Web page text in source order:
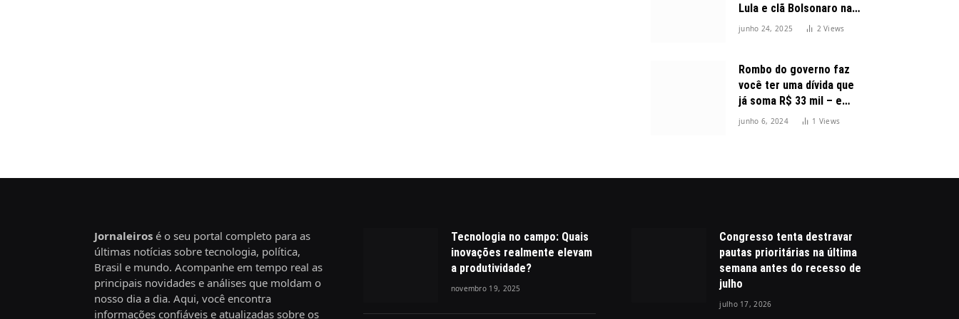
Lula e clã Bolsonaro na
disputa presidencial
junho 24, 2025 2Views
Rombo do governo faz
você ter uma dívida que
já soma R$ 33 mil – e
cresceu 300%
junho 6, 2024 1 Views
Jornaleiros é o seu portal completo para as
últimas notícias sobre tecnologia, política,
Brasil e mundo. Acompanhe em tempo real as
principais novidades e análises que moldam o
nosso dia a dia. Aqui, você encontra
informações confiáveis e atualizadas sobre os
Tecnologia no campo: Quais
inovações realmente elevam
a produtividade?
novembro 19, 2025
Congresso tenta destravar
pautas prioritárias na última
semana antes do recesso de
julho
julho 17, 2026